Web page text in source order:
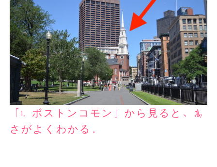
「1. ボストンコモン」から見ると、高
さがよくわかる。